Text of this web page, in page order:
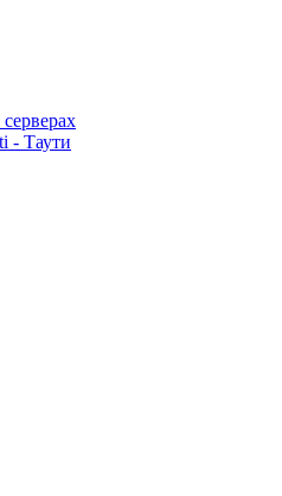
- Таути